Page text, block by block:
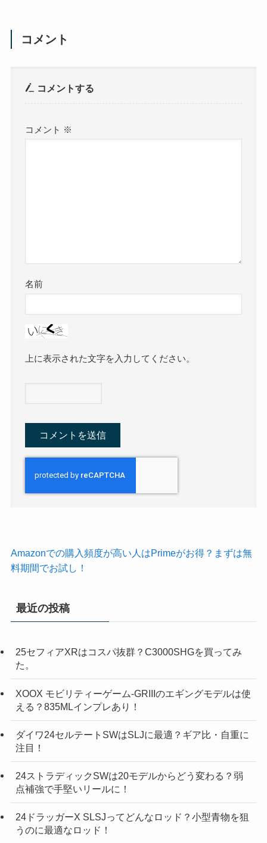
コメント
コメントする
コメント ※
名前
上に表示された文字を入力してください。
Amazonでの購入頻度が高い人はPrimeがお得？まずは無
料期間でお試し！
最近の投稿
25セフィアXRはコスパ抜群？C3000SHGを買ってみ
た。
XOOX モビリティーゲーム-GRIIIのエギングモデルは使
える？835MLインプレあり！
ダイワ24セルテートSWはSLJに最適？ギア比・自重に
注目！
24ストラディックSWは20モデルからどう変わる？弱
点補強で手堅いリールに！
24ドラッガーX SLSJってどんなロッド？小型青物を狙
うのに最適なロッド！